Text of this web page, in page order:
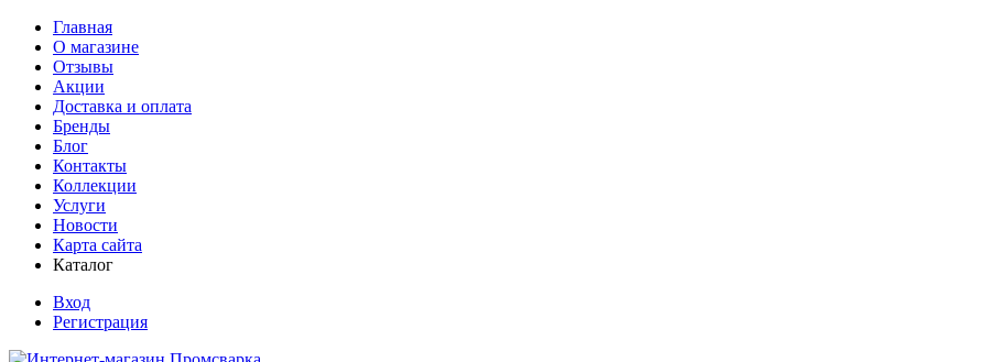
Главная
О магазине
Отзывы
Акции
Доставка и оплата
Бренды
Блог
Контакты
Коллекции
Услуги
Новости
Карта сайта
Каталог
Вход
Регистрация